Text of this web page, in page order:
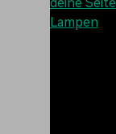
Lampen